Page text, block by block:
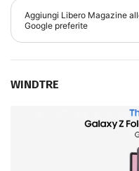
Aggiungi Libero Magazine
Google preferite
WINDTRE